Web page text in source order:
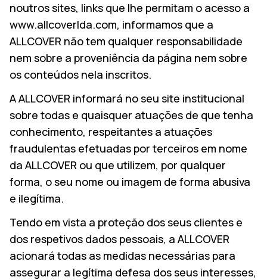
noutros sites, links que lhe permitam o acesso a
www.allcoverlda.com, informamos que a
ALLCOVER não tem qualquer responsabilidade
nem sobre a proveniência da página nem sobre
os conteúdos nela inscritos.
A ALLCOVER informará no seu site institucional
sobre todas e quaisquer atuações de que tenha
conhecimento, respeitantes a atuações
fraudulentas efetuadas por terceiros em nome
da ALLCOVER ou que utilizem, por qualquer
forma, o seu nome ou imagem de forma abusiva
e ilegítima.
Tendo em vista a proteção dos seus clientes e
dos respetivos dados pessoais, a ALLCOVER
acionará todas as medidas necessárias para
assegurar a legítima defesa dos seus interesses,